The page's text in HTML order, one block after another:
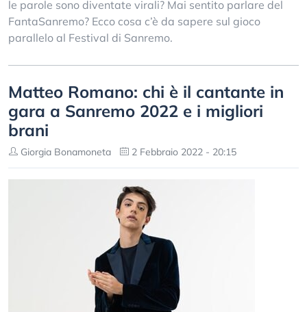
le parole sono diventate virali? Mai sentito parlare del
FantaSanremo? Ecco cosa c’è da sapere sul gioco
parallelo al Festival di Sanremo.
Matteo Romano: chi è il cantante in
gara a Sanremo 2022 e i migliori
brani
Giorgia Bonamoneta 2 Febbraio 2022 - 20:15